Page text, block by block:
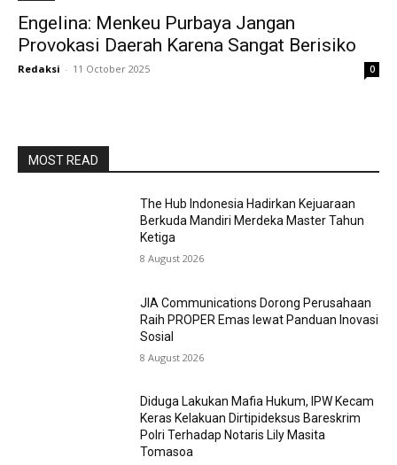
Engelina: Menkeu Purbaya Jangan
Provokasi Daerah Karena Sangat Berisiko
Redaksi - 11 October 2025 0
MOST READ
The Hub Indonesia Hadirkan Kejuaraan
Berkuda Mandiri Merdeka Master Tahun
Ketiga
8 August 2026
JIA Communications Dorong Perusahaan
Raih PROPER Emas lewat Panduan Inovasi
Sosial
8 August 2026
Diduga Lakukan Mafia Hukum, IPW Kecam
Keras Kelakuan Dirtipideksus Bareskrim
Polri Terhadap Notaris Lily Masita
Tomasoa